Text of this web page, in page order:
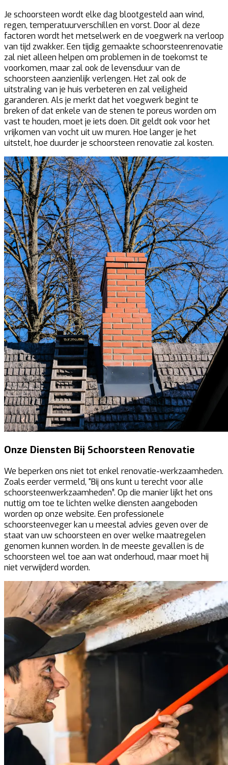
Je schoorsteen wordt elke dag blootgesteld aan wind,
regen, temperatuurverschillen en vorst. Door al deze
factoren wordt het metselwerk en de voegwerk na verloop
van tijd zwakker. Een tijdig gemaakte schoorsteenrenovatie
zal niet alleen helpen om problemen in de toekomst te
voorkomen, maar zal ook de levensduur van de
schoorsteen aanzienlijk verlengen. Het zal ook de
uitstraling van je huis verbeteren en zal veiligheid
garanderen. Als je merkt dat het voegwerk begint te
breken of dat enkele van de stenen te poreus worden om
vast te houden, moet je iets doen. Dit geldt ook voor het
vrijkomen van vocht uit uw muren. Hoe langer je het
uitstelt, hoe duurder je schoorsteen renovatie zal kosten.
Onze Diensten Bij Schoorsteen Renovatie
We beperken ons niet tot enkel renovatie-werkzaamheden.
Zoals eerder vermeld, “Bij ons kunt u terecht voor alle
schoorsteenwerkzaamheden”. Op die manier lijkt het ons
nuttig om toe te lichten welke diensten aangeboden
worden op onze website. Een professionele
schoorsteenveger kan u meestal advies geven over de
staat van uw schoorsteen en over welke maatregelen
genomen kunnen worden. In de meeste gevallen is de
schoorsteen wel toe aan wat onderhoud, maar moet hij
niet verwijderd worden.